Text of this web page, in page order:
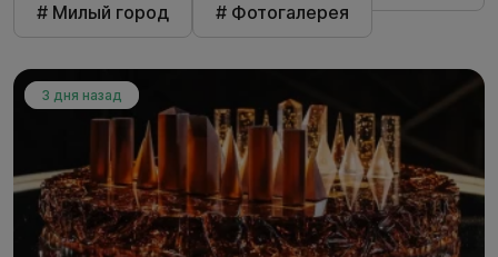
# Милый город
# Фотогалерея
3 дня назад